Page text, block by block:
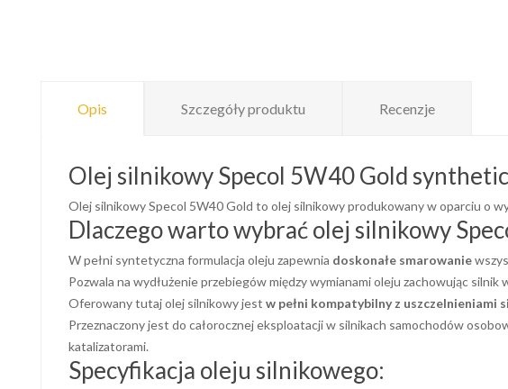
Opis Szczegóły produktu Recenzje
Olej silnikowy Specol 5W40 Gold
Olej silnikowy Specol 5W40 Gold to olej silnikowy produkowany w oparciu o
Dlaczego warto wybrać olej silnikowy
W pełni syntetyczna formulacja oleju zapewnia doskonałe smarowanie
Pozwala na wydłużenie przebiegów między wymianami oleju zachowując silnik
Oferowany tutaj olej silnikowy jest w pełni kompatybilny z uszczelnieniami
Przeznaczony jest do całorocznej eksploatacji w silnikach samochodów
katalizatorami.
Specyfikacja oleju silnikowego: